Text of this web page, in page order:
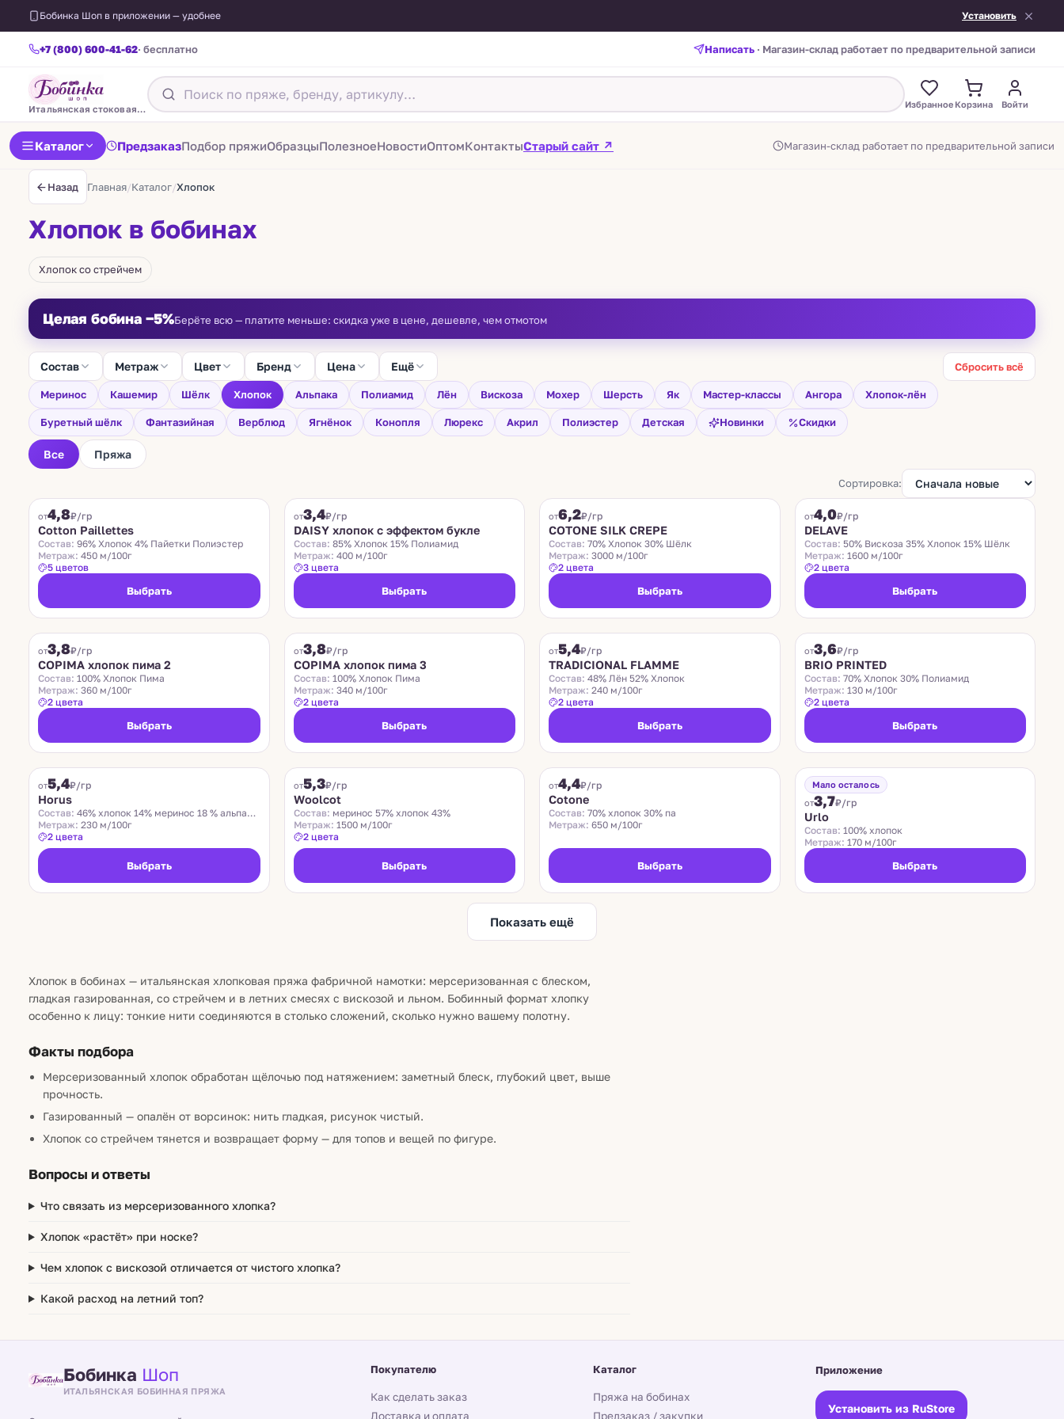
Бобинка Шоп в приложении — удобнее Установить
+7 (800) 600-41-62· бесплатно Написать · Магазин-склад работает по предварительной записи
Итальянская стоковая пряжа Избранное Корзина Войти
Каталог ПредзаказПодбор пряжиОбразцыПолезноеНовостиОптомКонтактыСтарый сайт ↗ Магазин-склад работает по предварительной записи
Назад Главная/Каталог/Хлопок
Хлопок в бобинах
Хлопок со стрейчем
Целая бобина −5%Берёте всю — платите меньше: скидка уже в цене, дешевле, чем отмотом
Состав Метраж Цвет Бренд Цена Ещё Сбросить всё
Меринос Кашемир Шёлк Хлопок Альпака Полиамид Лён Вискоза Мохер Шерсть Як Мастер-классы Ангора Хлопок-лён
Буретный шёлк Фантазийная Верблюд Ягнёнок Конопля Люрекс Акрил Полиэстер Детская Новинки Скидки
Все Пряжа
Сортировка:
от4,8₽/гр
Cotton Paillettes
Состав: 96% Хлопок 4% Пайетки Полиэстер
Метраж: 450 м/100г
5 цветов
Выбрать
от3,4₽/гр
DAISY хлопок с эффектом букле
Состав: 85% Хлопок 15% Полиамид
Метраж: 400 м/100г
3 цвета
Выбрать
от6,2₽/гр
COTONE SILK CREPE
Состав: 70% Хлопок 30% Шёлк
Метраж: 3000 м/100г
2 цвета
Выбрать
от4,0₽/гр
DELAVE
Состав: 50% Вискоза 35% Хлопок 15% Шёлк
Метраж: 1600 м/100г
2 цвета
Выбрать
от3,8₽/гр
COPIMA хлопок пима 2
Состав: 100% Хлопок Пима
Метраж: 360 м/100г
2 цвета
Выбрать
от3,8₽/гр
COPIMA хлопок пима 3
Состав: 100% Хлопок Пима
Метраж: 340 м/100г
2 цвета
Выбрать
от5,4₽/гр
TRADICIONAL FLAMME
Состав: 48% Лён 52% Хлопок
Метраж: 240 м/100г
2 цвета
Выбрать
от3,6₽/гр
BRIO PRINTED
Состав: 70% Хлопок 30% Полиамид
Метраж: 130 м/100г
2 цвета
Выбрать
от5,4₽/гр
Horus
Состав: 46% хлопок 14% меринос 18 % альпака 22% па
Метраж: 230 м/100г
2 цвета
Выбрать
от5,3₽/гр
Woolcot
Состав: меринос 57% хлопок 43%
Метраж: 1500 м/100г
2 цвета
Выбрать
Хит
от4,4₽/гр
Cotone
Состав: 70% хлопок 30% па
Метраж: 650 м/100г
Выбрать
Хит
Мало осталось
от3,7₽/гр
Urlo
Состав: 100% хлопок
Метраж: 170 м/100г
Выбрать
Показать ещё
Хлопок в бобинах — итальянская хлопковая пряжа фабричной намотки: мерсеризованная с блеском,
гладкая газированная, со стрейчем и в летних смесях с вискозой и льном. Бобинный формат хлопку
особенно к лицу: тонкие нити соединяются в столько сложений, сколько нужно вашему полотну.
Факты подбора
Мерсеризованный хлопок обработан щёлочью под натяжением: заметный блеск, глубокий цвет, выше
прочность.
Газированный — опалён от ворсинок: нить гладкая, рисунок чистый.
Хлопок со стрейчем тянется и возвращает форму — для топов и вещей по фигуре.
Вопросы и ответы
Что связать из мерсеризованного хлопка?
Хлопок «растёт» при носке?
Чем хлопок с вискозой отличается от чистого хлопка?
Какой расход на летний топ?
Бобинка Шоп
ИТАЛЬЯНСКАЯ БОБИННАЯ ПРЯЖА
Покупателю
Как сделать заказ
Доставка и оплата
Каталог
Пряжа на бобинах
Предзаказ / закупки
Приложение
Установить из RuStore